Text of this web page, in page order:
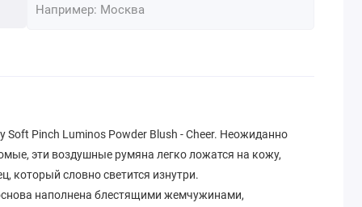
Pinch Luminos Powder Blush - Cheer. Неожиданно
эти воздушные румяна легко ложатся на кожу,
который словно светится изнутри.
наполнена блестящими жемчужинами,